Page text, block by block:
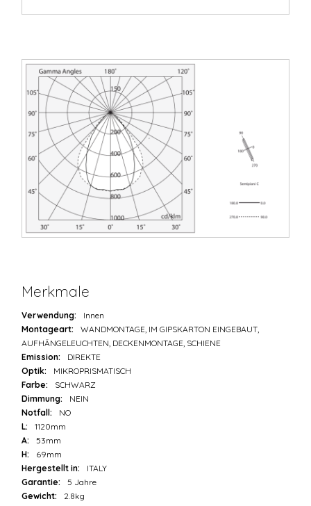
Merkmale
Verwendung:
Innen
Montageart:
WANDMONTAGE, IM GIPSKARTON EINGEBAUT,
AUFHÄNGELEUCHTEN, DECKENMONTAGE, SCHIENE
Emission:
DIREKTE
Optik:
MIKROPRISMATISCH
Farbe:
SCHWARZ
Dimmung:
NEIN
Notfall:
NO
L:
1120mm
A:
53mm
H:
69mm
Hergestellt in:
ITALY
Garantie:
5 Jahre
Gewicht:
2.8kg